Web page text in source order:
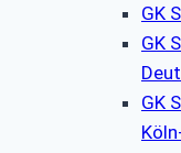
GK
GK
GK